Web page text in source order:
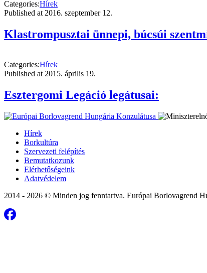
Categories:Hírek
Published at 2016. szeptember 12.
Klastrompusztai ünnepi, búcsúi
Categories:Hírek
Published at 2015. április 19.
Esztergomi Legáció legátusai:
Hírek
Borkultúra
Szervezeti felépítés
Bemutatkozunk
Elérhetőségeink
Adatvédelem
2014 - 2026 © Minden jog fenntartva. Európai Borlovagrend